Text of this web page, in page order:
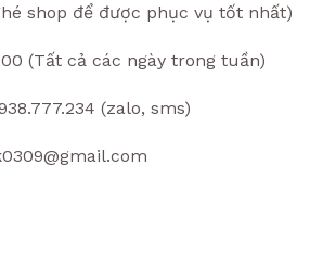
shop để được phục vụ tốt nhất)
(Tất cả các ngày trong tuần)
(zalo, sms)